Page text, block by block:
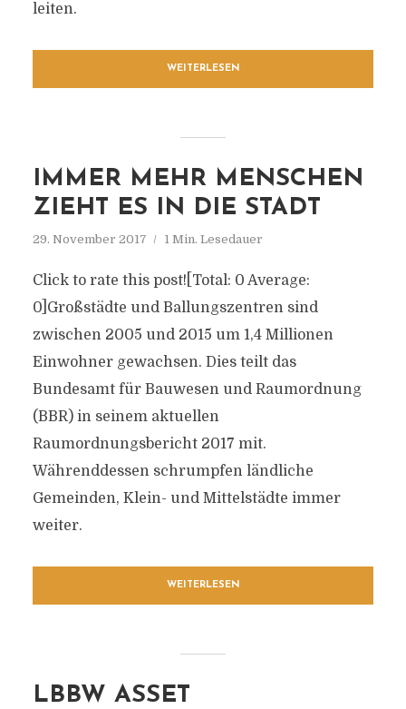
leiten.
WEITERLESEN
IMMER MEHR MENSCHEN
ZIEHT ES IN DIE STADT
29. November 2017 1 Min. Lesedauer
Click to rate this post![Total: 0 Average:
0]Großstädte und Ballungszentren sind
zwischen 2005 und 2015 um 1,4 Millionen
Einwohner gewachsen. Dies teilt das
Bundesamt für Bauwesen und Raumordnung
(BBR) in seinem aktuellen
Raumordnungsbericht 2017 mit.
Währenddessen schrumpfen ländliche
Gemeinden, Klein- und Mittelstädte immer
weiter.
WEITERLESEN
LBBW ASSET